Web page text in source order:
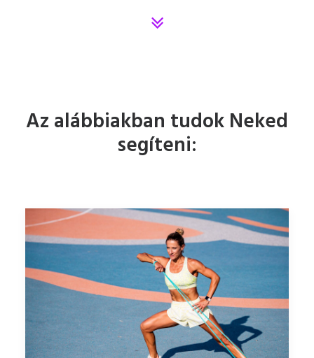
Az alábbiakban tudok Neked
segíteni: